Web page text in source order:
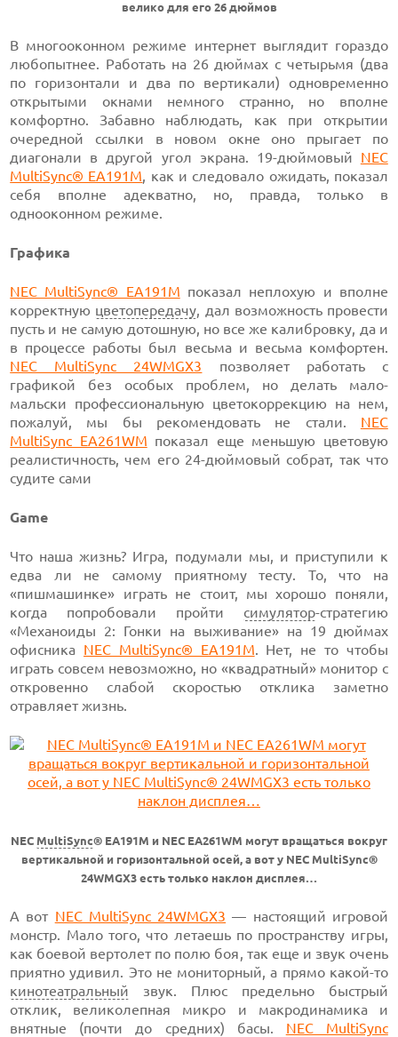
велико для его 26 дюймов
В многооконном режиме интернет выглядит гораздо
любопытнее. Работать на 26 дюймах с четырьмя (два
по горизонтали и два по вертикали) одновременно
открытыми окнами немного странно, но вполне
комфортно. Забавно наблюдать, как при открытии
очередной ссылки в новом окне оно прыгает по
диагонали в другой угол экрана. 19-дюймовый NEC
MultiSync® EA191M, как и следовало ожидать, показал
себя вполне адекватно, но, правда, только в
однооконном режиме.
Графика
NEC MultiSync® EA191M показал неплохую и вполне
корректную цветопередачу, дал возможность провести
пусть и не самую дотошную, но все же калибровку, да и
в процессе работы был весьма и весьма комфортен.
NEC MultiSync 24WMGX3 позволяет работать с
графикой без особых проблем, но делать мало-
мальски профессиональную цветокоррекцию на нем,
пожалуй, мы бы рекомендовать не стали. NEC
MultiSync EA261WM показал еще меньшую цветовую
реалистичность, чем его 24-дюймовый собрат, так что
судите сами
Game
Что наша жизнь? Игра, подумали мы, и приступили к
едва ли не самому приятному тесту. То, что на
«пишмашинке» играть не стоит, мы хорошо поняли,
когда попробовали пройти симулятор-стратегию
«Механоиды 2: Гонки на выживание» на 19 дюймах
офисника NEC MultiSync® EA191M. Нет, не то чтобы
играть совсем невозможно, но «квадратный» монитор с
откровенно слабой скоростью отклика заметно
отравляет жизнь.
NEC MultiSync® EA191M и NEC EA261WM могут вращаться вокруг
вертикальной и горизонтальной осей, а вот у NEC MultiSync®
24WMGX3 есть только наклон дисплея…
А вот NEC MultiSync 24WMGX3 — настоящий игровой
монстр. Мало того, что летаешь по пространству игры,
как боевой вертолет по полю боя, так еще и звук очень
приятно удивил. Это не мониторный, а прямо какой-то
кинотеатральный звук. Плюс предельно быстрый
отклик, великолепная микро и макродинамика и
внятные (почти до средних) басы. NEC MultiSync